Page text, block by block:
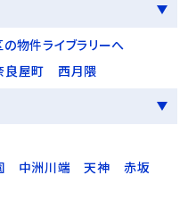
物件ライブラリーへ
良屋町
西月隈
中洲川端 天神
赤坂